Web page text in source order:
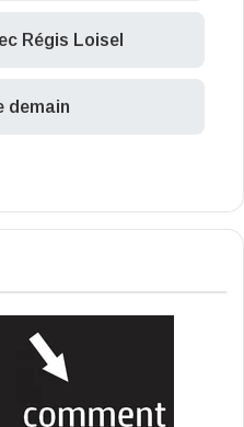
Régis Loisel
demain